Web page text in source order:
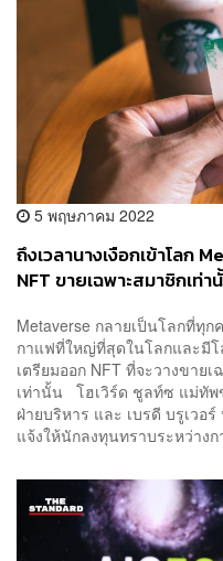
5 พฤษภาคม 2022
ถึงเวลานางเงือกเข้าโลก
NFT ขายเฉพาะสมาชิกเท่า
Metaverse กลายเป็นโลกที่ทุ
กาแฟที่ใหญ่ที่สุดในโลกและมีโ
เตรียมออก NFT ที่จะวางขาย
เท่านั้น โฮเวิร์ด ชูลท์ซ แม่ทัพ
ฝ่ายบริหาร และ เบรดี บรูเวอ
แจ้งให้นักลงทุนทราบระหว่างก